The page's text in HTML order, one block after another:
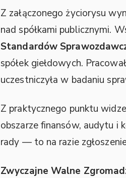
Z załączonego życiorysu
nad spółkami publicznymi.
Standardów
spółek giełdowych.
uczestniczyła w badaniu
Z praktycznego punktu
obszarze finansów, audytu i
rady — to na razie
Zwyczajne Walne